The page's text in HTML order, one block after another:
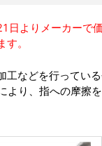
日よりメーカーで
。
工などを行ってい
より、指への摩擦